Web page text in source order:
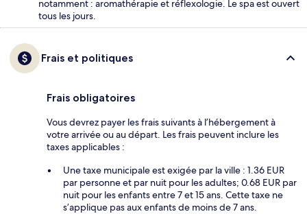
notamment : aromathérapie et réflexologie. Le spa est ouvert
tous les jours.
Frais et politiques
Frais obligatoires
Vous devrez payer les frais suivants à l’hébergement à
votre arrivée ou au départ. Les frais peuvent inclure les
taxes applicables :
Une taxe municipale est exigée par la ville : 1.36 EUR
par personne et par nuit pour les adultes; 0.68 EUR par
nuit pour les enfants entre 7 et 15 ans. Cette taxe ne
s’applique pas aux enfants de moins de 7 ans.